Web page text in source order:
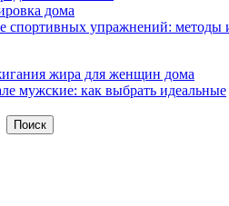
дома
спортивных упражнений: методы
жира для женщин дома
мужские: как выбрать идеальные
Поиск